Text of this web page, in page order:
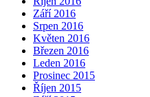
Září 2016
Srpen 2016
Květen 2016
Březen 2016
Leden 2016
Prosinec 2015
Říjen 2015